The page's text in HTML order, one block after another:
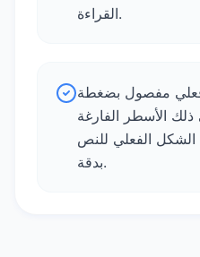
القراءة.
مفصول بضغطة
الأسطر الفارغة
الشكل الفعلي للنص
بدقة.